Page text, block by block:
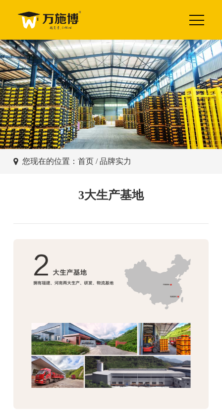
您现在的位置： 首页/ 品牌实力
3大生产基地